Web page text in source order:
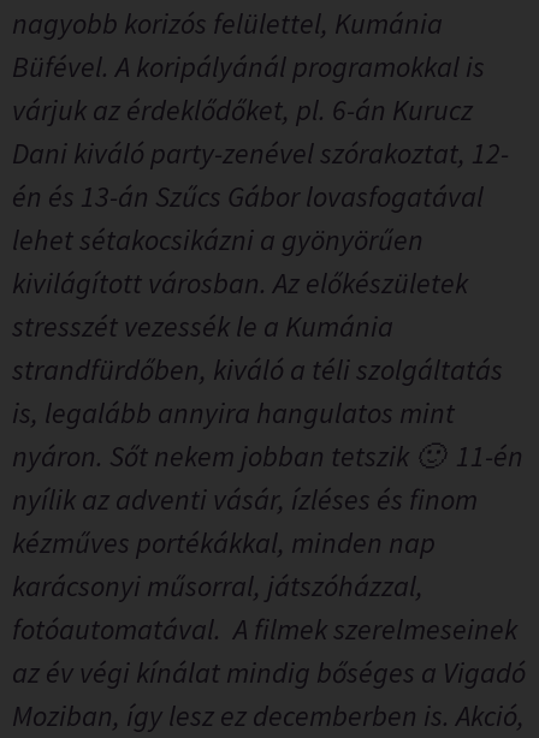
nagyobb korizós felülettel, Kumánia
Büfével. A koripályánál programokkal is
várjuk az érdeklődőket, pl. 6-án Kurucz
Dani kiváló party-zenével szórakoztat, 12-
én és 13-án Szűcs Gábor lovasfogatával
lehet sétakocsikázni a gyönyörűen
kivilágított városban. Az előkészületek
stresszét vezessék le a Kumánia
strandfürdőben, kiváló a téli szolgáltatás
is, legalább annyira hangulatos mint
nyáron. Sőt nekem jobban tetszik 🙂 11-én
nyílik az adventi vásár, ízléses és finom
kézműves portékákkal, minden nap
karácsonyi műsorral, játszóházzal,
fotóautomatával. A filmek szerelmeseinek
az év végi kínálat mindig bőséges a Vigadó
Moziban, így lesz ez decemberben is. Akció,